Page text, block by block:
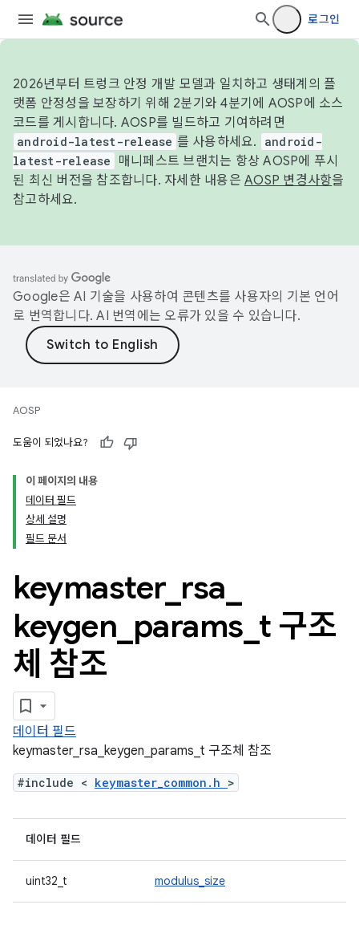
로그인
2026년부터 트렁크 안정 개발 모델과 일치하고 생태계의 플
랫폼 안정성을 보장하기 위해 2분기와 4분기에 AOSP에 소스
코드를 게시합니다. AOSP를 빌드하고 기여하려면
android-latest-release 를 사용하세요.
android-
latest-release
매니페스트 브랜치는 항상 AOSP에 푸시
된 최신 버전을 참조합니다. 자세한 내용은 AOSP 변경사항을
참고하세요.
Google은 AI 기술을 사용하여 콘텐츠를 사용자의 기본 언어
로 번역합니다. AI 번역에는 오류가 있을 수 있습니다.
AOSP
도움이 되었나요?
이 페이지의 내용
데이터 필드
상세 설명
필드 문서
keymaster_ rsa
keygen params t 구조
체 참조
데이터 필드
keymaster_rsa_keygen_params_t 구조체 참조
#include < keymaster_common.h >
데이터 필드
uint32_t modulus_size